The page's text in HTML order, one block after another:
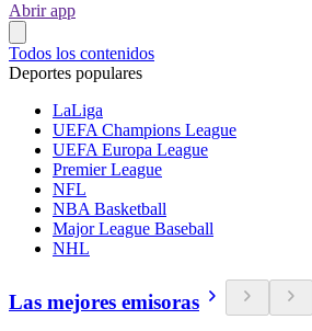
Abrir app
Todos los contenidos
Deportes populares
LaLiga
UEFA Champions League
UEFA Europa League
Premier League
NFL
NBA Basketball
Major League Baseball
NHL
Las mejores emisoras